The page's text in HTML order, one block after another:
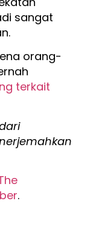
sangat
orang-
terkait
.